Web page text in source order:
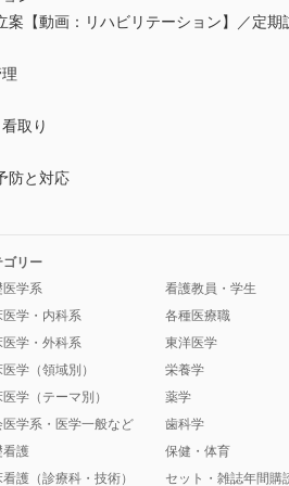
【動画：リハビリテーション】／定
取り
防と対応
ゴリー
医学系
医学・内科系
医学・外科系
学（領域別）
学（テーマ別）
医学系・医学一般など
看護
護（診療科・技術）
看護教員・学生
各種医療職
東洋医学
栄養学
薬学
歯科学
保健・体育
セット・雑誌年間購